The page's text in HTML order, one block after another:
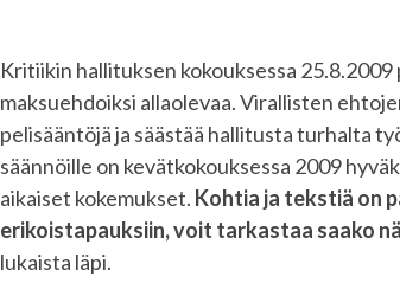
Kritiikin hallituksen kokouksessa
maksuehdoiksi allaolevaa. Virallisten
pelisääntöjä ja säästää hallitusta turhalta
säännöille on kevätkokouksessa 2009
aikaiset kokemukset. Kohtia ja tekstiä on
erikoistapauksiin, voit tarkastaa saako
lukaista läpi.